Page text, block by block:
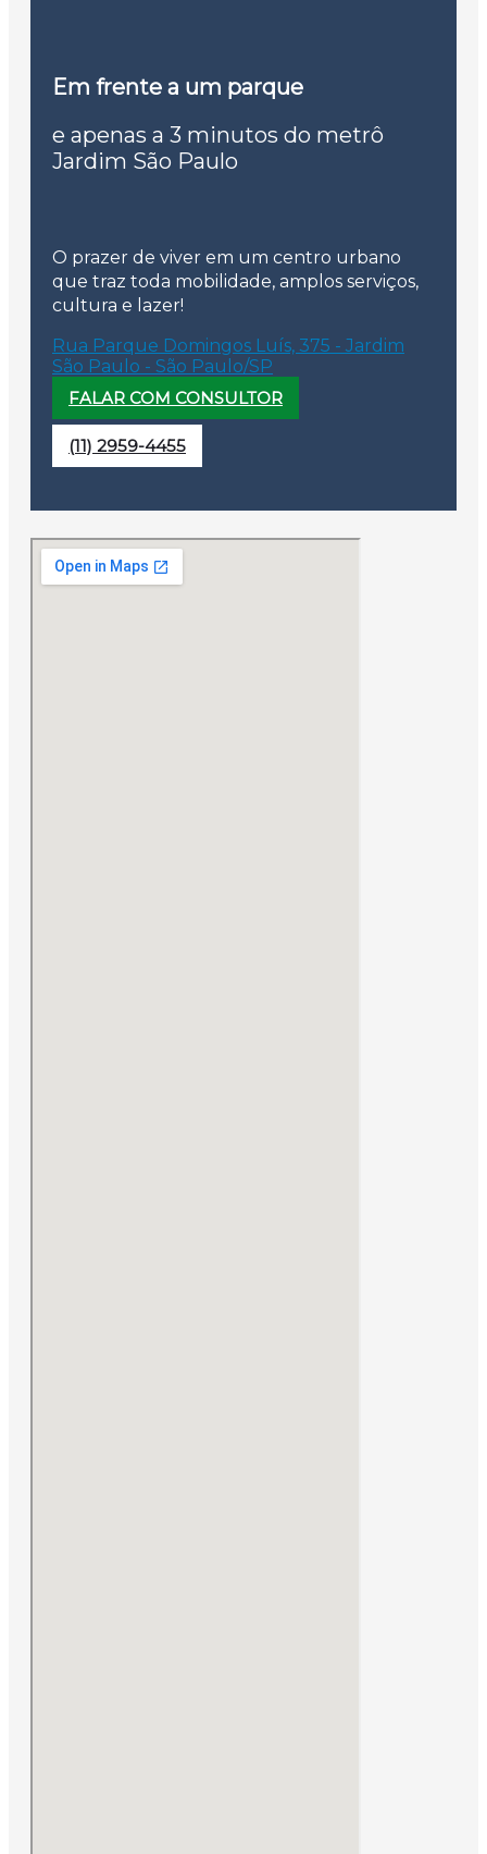
Em frente a um parque
e apenas a 3 minutos do metrô
Jardim São Paulo
O prazer de viver em um centro urbano
que traz toda mobilidade, amplos serviços,
cultura e lazer!
Rua Parque Domingos Luís, 375 - Jardim
São Paulo - São Paulo/SP
FALAR COM CONSULTOR
(11) 2959-4455